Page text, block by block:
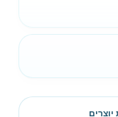
יוצרים